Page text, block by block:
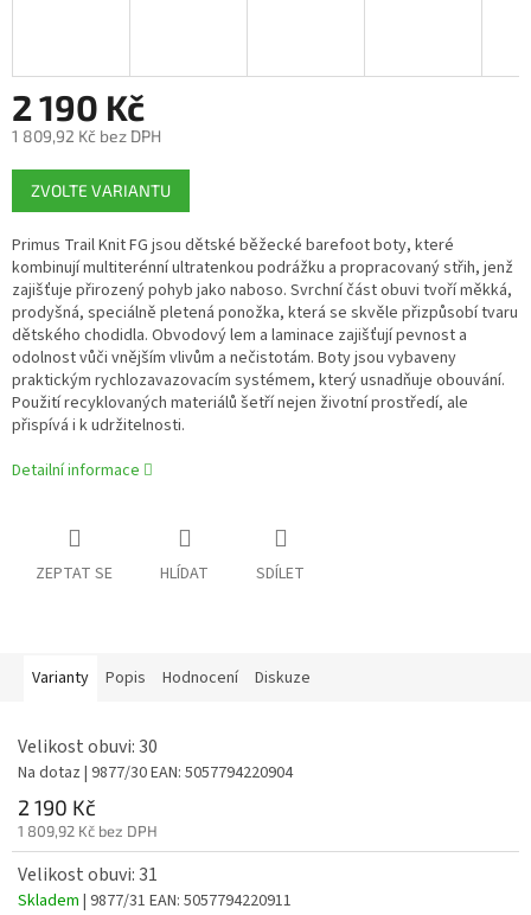
2 190 Kč
1 809,92 Kč bez DPH
Měrná
cena:
ZVOLTE VARIANTU
Primus Trail Knit FG jsou dětské běžecké barefoot boty, které
kombinují multiterénní ultratenkou podrážku a propracovaný střih, jenž
zajišťuje přirozený pohyb jako naboso. Svrchní část obuvi tvoří měkká,
prodyšná, speciálně pletená ponožka, která se skvěle přizpůsobí tvaru
dětského chodidla. Obvodový lem a laminace zajišťují pevnost a
odolnost vůči vnějším vlivům a nečistotám. Boty jsou vybaveny
praktickým rychlozavazovacím systémem, který usnadňuje obouvání.
Použití recyklovaných materiálů šetří nejen životní prostředí, ale
přispívá i k udržitelnosti.
Detailní informace
ZEPTAT SE HLÍDAT SDÍLET
Varianty Popis Hodnocení Diskuze
Velikost obuvi: 30
Na dotaz | 9877/30EAN: 5057794220904
2 190 Kč
1 809,92 Kč bez DPH
Velikost obuvi: 31
Skladem | 9877/31 EAN: 5057794220911